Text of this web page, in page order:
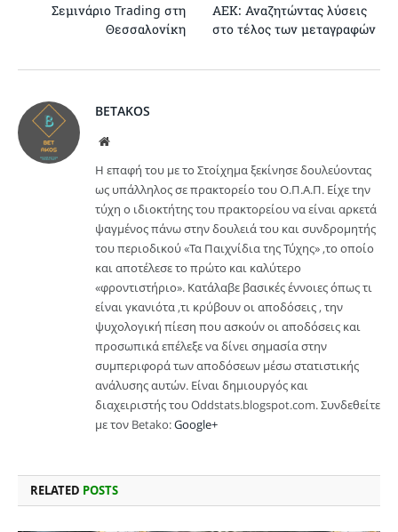
Σεμινάριο Trading στη
Θεσσαλονίκη
ΑΕΚ: Αναζητώντας λύσεις
στο τέλος των μεταγραφών
BETAKOS
Website
Η επαφή του με το Στοίχημα ξεκίνησε δουλεύοντας
ως υπάλληλος σε πρακτορείο του Ο.Π.Α.Π. Είχε την
τύχη ο ιδιοκτήτης του πρακτορείου να είναι αρκετά
ψαγμένος πάνω στην δουλειά του και συνδρομητής
του περιοδικού «Τα Παιχνίδια της Τύχης» ,το οποίο
και αποτέλεσε το πρώτο και καλύτερο
«φροντιστήριο». Κατάλαβε βασικές έννοιες όπως τι
είναι γκανιότα ,τι κρύβουν οι αποδόσεις , την
ψυχολογική πίεση που ασκούν οι αποδόσεις και
προσωπικά επέλεξε να δίνει σημασία στην
συμπεριφορά των αποδόσεων μέσω στατιστικής
ανάλυσης αυτών. Είναι δημιουργός και
διαχειριστής του Oddstats.blogspot.com. Συνδεθείτε
με τον Betako:Google+
RELATED POSTS